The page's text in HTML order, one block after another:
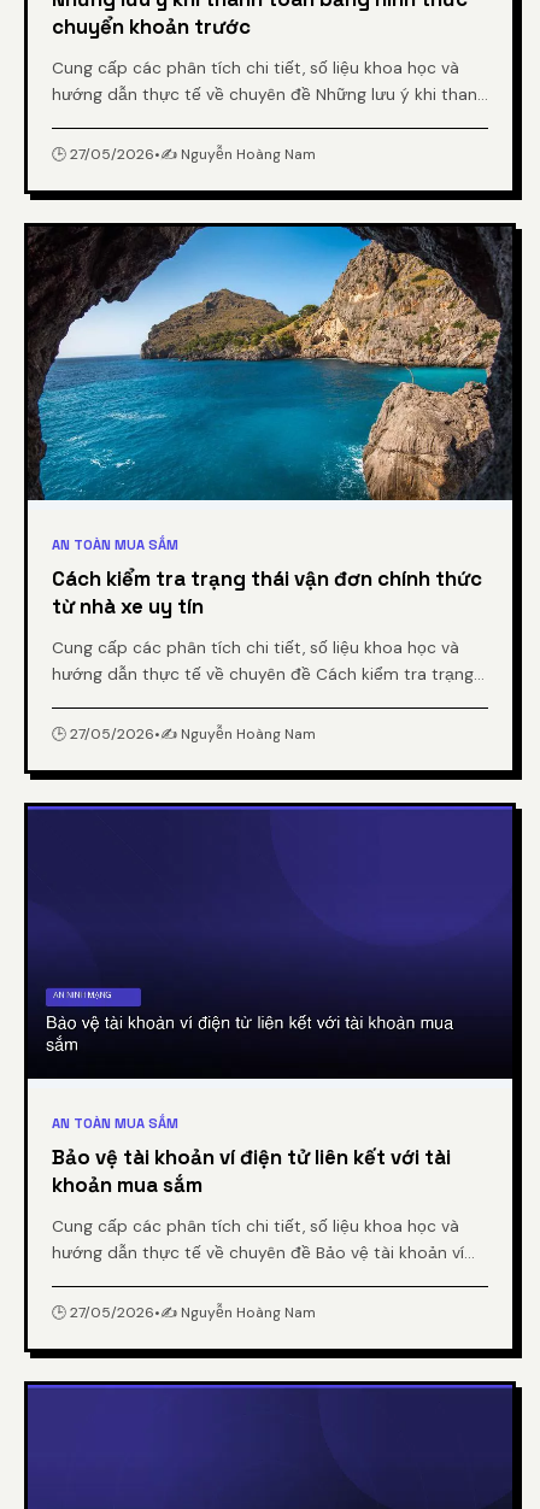
chuyển khoản trước
Cung cấp các phân tích chi tiết, số liệu khoa học và
hướng dẫn thực tế về chuyên đề Những lưu ý khi thanh
gia.
🕒 27/05/2026•✍️ Nguyễn Hoàng Nam
AN TOÀN MUA SẮM
Cách kiểm tra trạng thái vận đơn chính thức
từ nhà xe uy tín
Cung cấp các phân tích chi tiết, số liệu khoa học và
hướng dẫn thực tế về chuyên đề Cách kiểm tra trạng
🕒 27/05/2026•✍️ Nguyễn Hoàng Nam
AN TOÀN MUA SẮM
Bảo vệ tài khoản ví điện tử liên kết với tài
khoản mua sắm
Cung cấp các phân tích chi tiết, số liệu khoa học và
hướng dẫn thực tế về chuyên đề Bảo vệ tài khoản ví
🕒 27/05/2026•✍️ Nguyễn Hoàng Nam